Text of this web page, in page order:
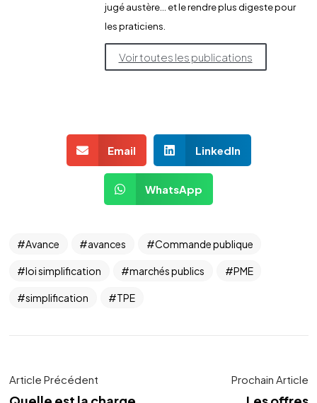
jugé austère… et le rendre plus digeste pour
les praticiens.
Voir toutes les publications
Email LinkedIn
WhatsApp
Avance avances Commande publique
loi simplification marchés publics PME
simplification TPE
Article Précédent Prochain Article